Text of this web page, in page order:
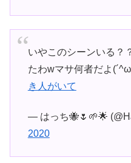
いやこのシーンいる？
たわwマサ何者だよ
き人がいて
— はっち🐝🌷🌱🌟
2020